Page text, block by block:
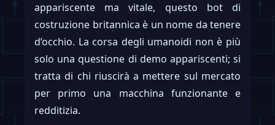
appariscente ma vitale, questo bot di
costruzione britannica è un nome da tenere
d’occhio. La corsa degli umanoidi non è più
solo una questione di demo appariscenti; si
tratta di chi riuscirà a mettere sul mercato
per primo una macchina funzionante e
redditizia.